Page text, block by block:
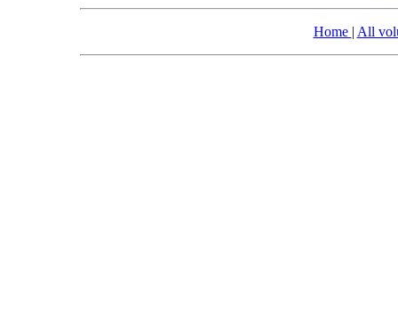
Home | All